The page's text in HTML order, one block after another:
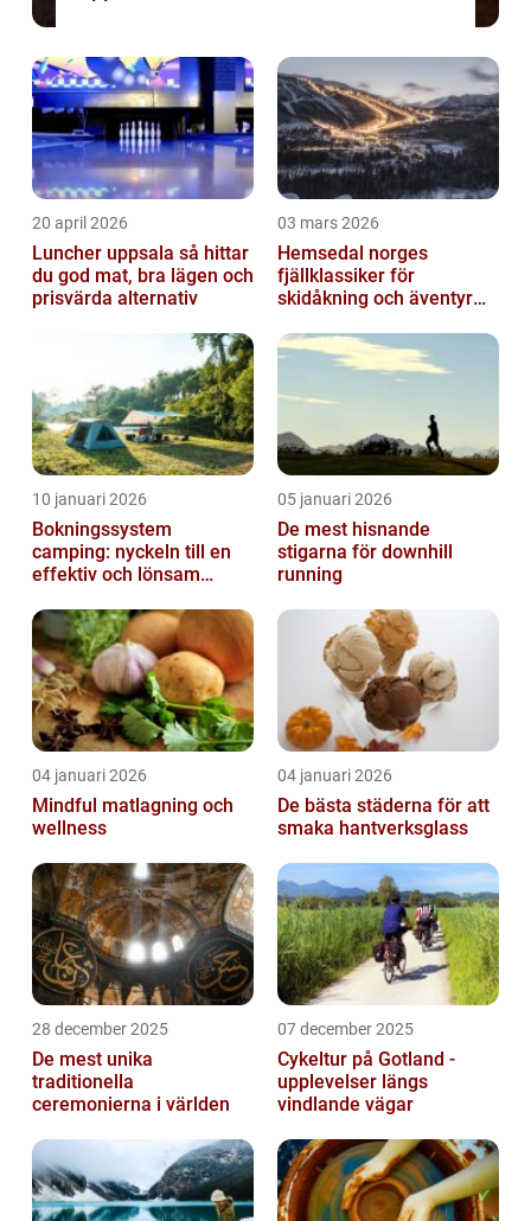
20 april 2026
Luncher uppsala så hittar
du god mat, bra lägen och
prisvärda alternativ
03 mars 2026
Hemsedal norges
fjällklassiker för
skidåkning och äventyr
10 januari 2026
Bokningssystem
camping: nyckeln till en
effektiv och lönsam
05 januari 2026
De mest hisnande
stigarna för downhill
running
04 januari 2026
Mindful matlagning och
wellness
04 januari 2026
De bästa städerna för att
smaka hantverksglass
28 december 2025
De mest unika
traditionella
ceremonierna i världen
07 december 2025
Cykeltur på Gotland -
upplevelser längs
vindlande vägar